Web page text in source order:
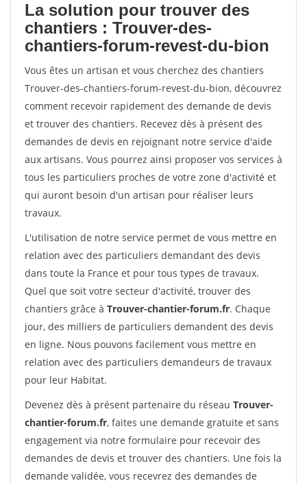
La solution pour trouver des
chantiers : Trouver-des-
chantiers-forum-revest-du-bion
Vous êtes un artisan et vous cherchez des chantiers
Trouver-des-chantiers-forum-revest-du-bion, découvrez
comment recevoir rapidement des demande de devis
et trouver des chantiers. Recevez dès à présent des
demandes de devis en rejoignant notre service d'aide
aux artisans. Vous pourrez ainsi proposer vos services à
tous les particuliers proches de votre zone d'activité et
qui auront besoin d'un artisan pour réaliser leurs
travaux.
L'utilisation de notre service permet de vous mettre en
relation avec des particuliers demandant des devis
dans toute la France et pour tous types de travaux.
Quel que soit votre secteur d'activité, trouver des
chantiers grâce à Trouver-chantier-forum.fr. Chaque
jour, des milliers de particuliers demandent des devis
en ligne. Nous pouvons facilement vous mettre en
relation avec des particuliers demandeurs de travaux
pour leur Habitat.
Devenez dès à présent partenaire du réseau Trouver-
chantier-forum.fr, faites une demande gratuite et sans
engagement via notre formulaire pour recevoir des
demandes de devis et trouver des chantiers. Une fois la
demande validée, vous recevrez des demandes de